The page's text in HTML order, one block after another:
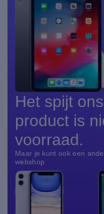
Het spijt
product is
voorraad.
Maar je kunt ook een
webshop